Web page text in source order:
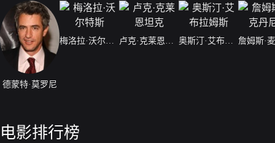
德蒙特·莫罗尼
梅洛拉·沃尔特斯 卢克·克莱恩坦克 奥斯汀·艾布拉姆斯
电影排行榜